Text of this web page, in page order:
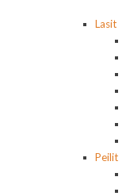
Lasit
Peilit